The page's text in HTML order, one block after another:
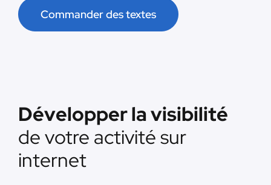
Commander des textes
Développer la visibilité
de votre activité sur
internet